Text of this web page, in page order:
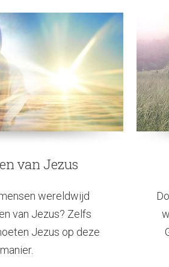
van Jezus
wereldwijd
van Jezus? Zelfs
Jezus op deze
manier.